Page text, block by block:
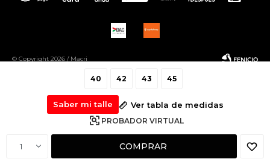
40 42 43 45
Saber mi talle Ver tabla de medidas
PROBADOR VIRTUAL
1 COMPRAR
© Copyright 2026 / Macri